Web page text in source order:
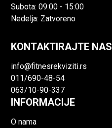
Subota: 09:00 - 15:00
Nedelja: Zatvoreno
KONTAKTIRAJTE NAS
info@fitnesrekviziti.rs
011/690-48-54
063/10-90-337
INFORMACIJE
O nama